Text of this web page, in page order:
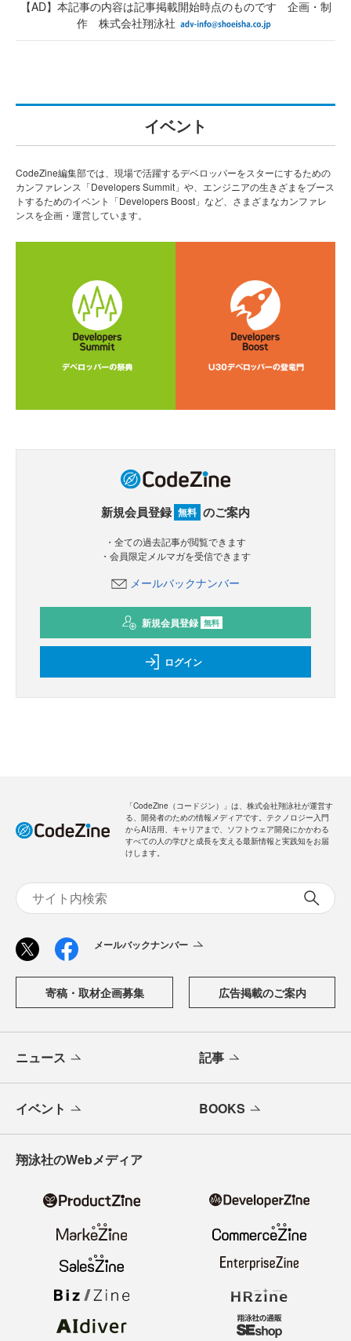
【AD】本記事の内容は記事掲載開始時点のものです 企画・制
作 株式会社翔泳社
イベント
CodeZine編集部では、現場で活躍するデベロッパーをスターにするための
カンファレンス「Developers Summit」や、エンジニアの生きざまをブース
トするためのイベント「Developers Boost」など、さまざまなカンファレ
ンスを企画・運営しています。
新規会員登録 無料 のご案内
・全ての過去記事が閲覧できます
・会員限定メルマガを受信できます
メールバックナンバー
新規会員登録 無料
ログイン
「CodeZine（コードジン）」は、株式会社翔泳社が運営す
る、開発者のための情報メディアです。テクノロジー入門
からAI活用、キャリアまで、ソフトウェア開発にかかわる
すべての人の学びと成長を支える最新情報と実践知をお届
けします。
メールバックナンバー
寄稿・取材企画募集 広告掲載のご案内
ニュース 記事
イベント BOOKS
翔泳社のWebメディア